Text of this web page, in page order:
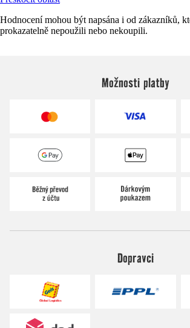
Hodnocení mohou být napsána i od zákazníků,
prokazatelně nepoužili nebo nekoupili.
Možnosti platby
Dopravci